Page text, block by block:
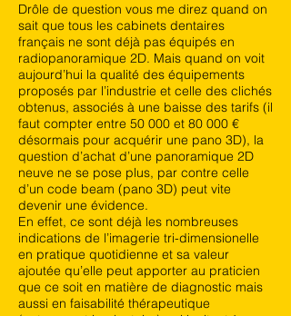
Drôle de question vous me direz quand on
sait que tous les cabinets dentaires
français ne sont déjà pas équipés en
radiopanoramique 2D. Mais quand on voit
aujourd’hui la qualité des équipements
proposés par l’industrie et celle des clichés
obtenus, associés à une baisse des tarifs (il
faut compter entre 50 000 et 80 000 €
désormais pour acquérir une pano 3D), la
question d’achat d’une panoramique 2D
neuve ne se pose plus, par contre celle
d’un code beam (pano 3D) peut vite
devenir une évidence.
En effet, ce sont déjà les nombreuses
indications de l’imagerie tri-dimensionelle
en pratique quotidienne et sa valeur
ajoutée qu’elle peut apporter au praticien
que ce soit en matière de diagnostic mais
aussi en faisabilité thérapeutique